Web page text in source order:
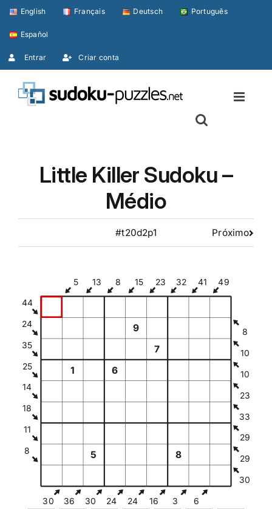
Skip
content
English Français Deutsch Português
Español
Entrar Criar conta
Little Killer Sudoku –
Médio
#t20d2p1 Próximo
5 13 8 15 23 32 41 49
30 36 30 24 24 16 3 6
44
24
35
25
14
18
11
8
8
10
10
23
33
29
29
30
9
7
1
6
5 8